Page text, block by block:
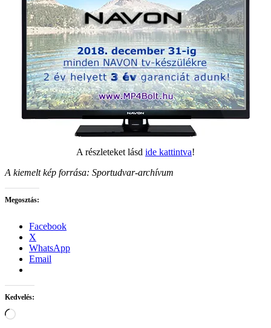
A részleteket lásd ide kattintva!
A kiemelt kép forrása: Sportudvar-archívum
Megosztás:
Facebook
X
WhatsApp
Email
Kedvelés:
Loading…